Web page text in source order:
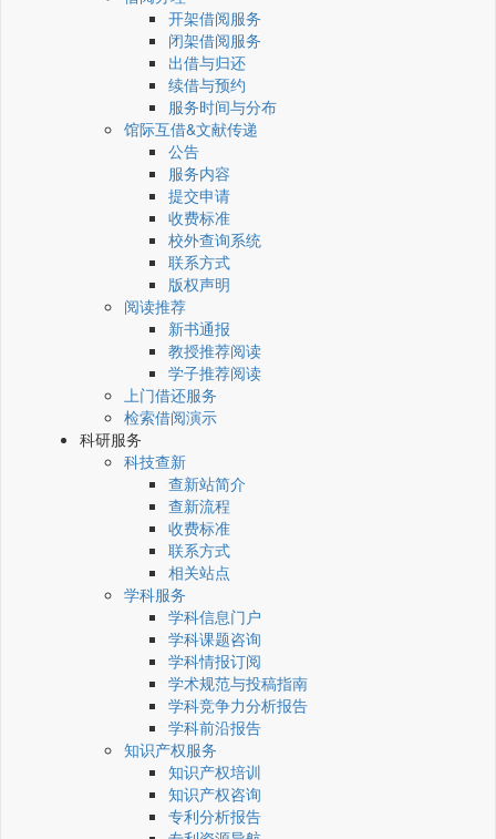
开架借阅服务
闭架借阅服务
出借与归还
续借与预约
服务时间与分布
馆际互借&文献传递
公告
服务内容
提交申请
收费标准
校外查询系统
联系方式
版权声明
阅读推荐
新书通报
教授推荐阅读
学子推荐阅读
上门借还服务
检索借阅演示
科研服务
科技查新
查新站简介
查新流程
收费标准
联系方式
相关站点
学科服务
学科信息门户
学科课题咨询
学科情报订阅
学术规范与投稿指南
学科竞争力分析报告
学科前沿报告
知识产权服务
知识产权培训
知识产权咨询
专利分析报告